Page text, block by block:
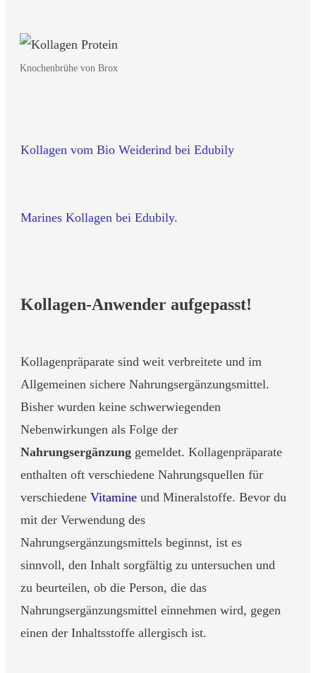
Knochenbrühe von Brox
Kollagen vom Bio Weiderind bei Edubily
Marines Kollagen bei Edubily.
Kollagen-Anwender aufgepasst!
Kollagenpräparate sind weit verbreitete und im
Allgemeinen sichere Nahrungsergänzungsmittel.
Bisher wurden keine schwerwiegenden
Nebenwirkungen als Folge der
Nahrungsergänzung gemeldet. Kollagenpräparate
enthalten oft verschiedene Nahrungsquellen für
verschiedene Vitamine und Mineralstoffe. Bevor du
mit der Verwendung des
Nahrungsergänzungsmittels beginnst, ist es
sinnvoll, den Inhalt sorgfältig zu untersuchen und
zu beurteilen, ob die Person, die das
Nahrungsergänzungsmittel einnehmen wird, gegen
einen der Inhaltsstoffe allergisch ist.